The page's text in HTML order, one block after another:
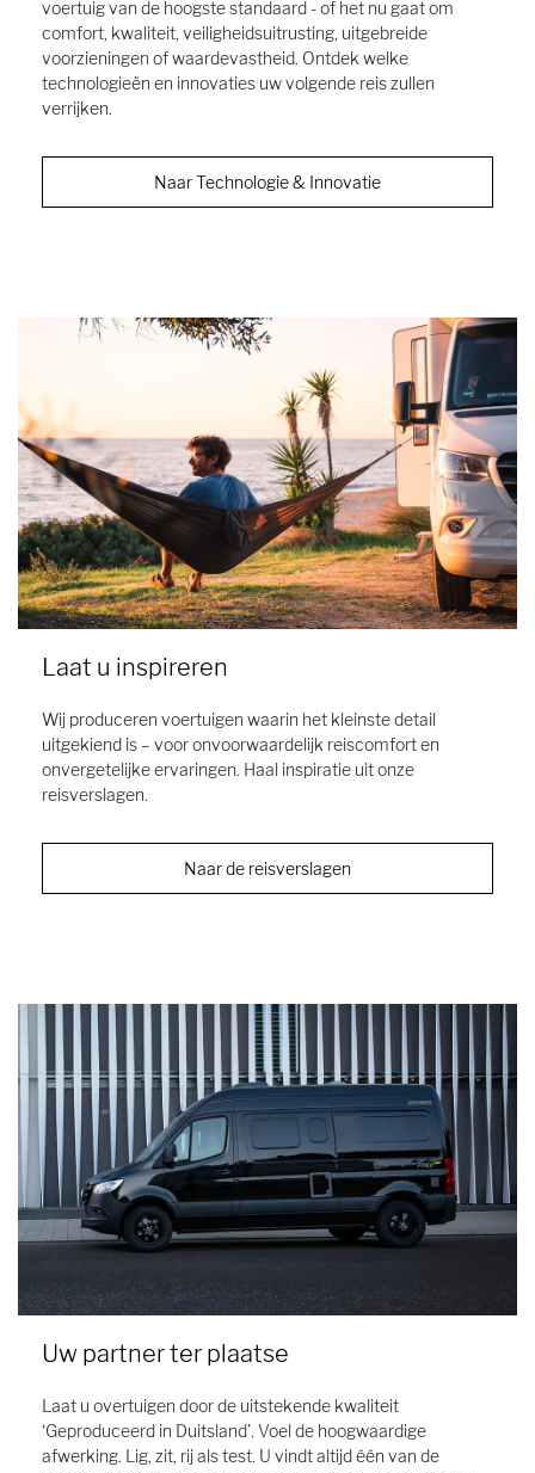
voertuig van de hoogste standaard - of het nu gaat om
comfort, kwaliteit, veiligheidsuitrusting, uitgebreide
voorzieningen of waardevastheid. Ontdek welke
technologieën en innovaties uw volgende reis zullen
verrijken.
Naar Technologie & Innovatie
Laat u inspireren
Wij produceren voertuigen waarin het kleinste detail
uitgekiend is – voor onvoorwaardelijk reiscomfort en
onvergetelijke ervaringen. Haal inspiratie uit onze
reisverslagen.
Naar de reisverslagen
Uw partner ter plaatse
Laat u overtuigen door de uitstekende kwaliteit
‘Geproduceerd in Duitsland’. Voel de hoogwaardige
afwerking. Lig, zit, rij als test. U vindt altijd één van de